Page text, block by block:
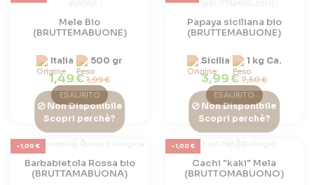
Mele Bio
(BRUTTEMABUONE)
Italia 500 gr
1,49 €1,99 €
ESAURITO
Papaya siciliana bio
(BRUTTEMABUONE)
Sicilia 1 kg Ca.
3,99 €7,50 €
ESAURITO
-1,00 €
Non Disponibile
Scopri perchè?
Barbabietola Rossa bio
(BRUTTAMABUONA)
-1,00 €
Non Disponibile
Scopri perchè?
Cachi "kaki" Mela
(BRUTTOMABUONO)